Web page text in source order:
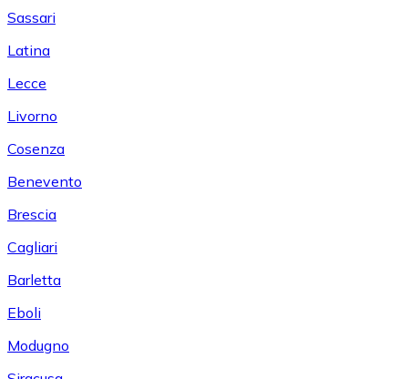
Sassari
Latina
Lecce
Livorno
Cosenza
Benevento
Brescia
Cagliari
Barletta
Eboli
Modugno